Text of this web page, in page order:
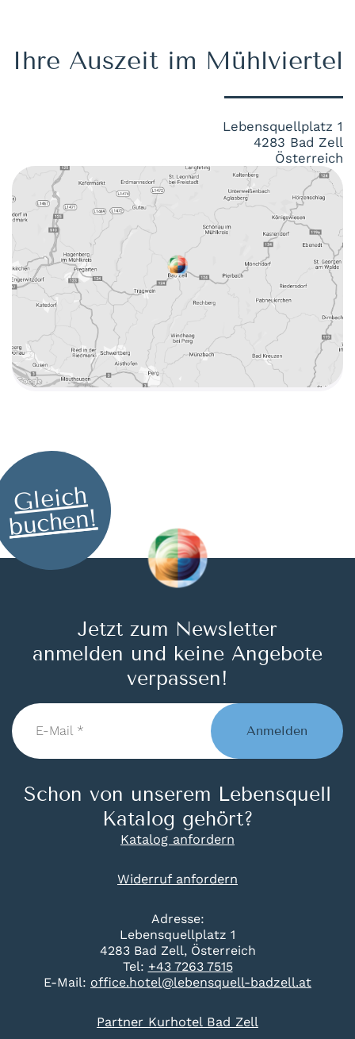
Ihre Auszeit im Mühlviertel
Lebensquellplatz 1
4283 Bad Zell
Österreich
Gleich
buchen!
Adresse:
Lebensquellplatz 1
4283 Bad Zell, Österreich
Tel: +43 7263 7515
E-Mail: office.hotel@lebensquell-badzell.at
Partner Kurhotel Bad Zell
Jetzt zum Newsletter
anmelden und keine Angebote
verpassen!
E-
Mail
*
Anmelden
Schon von unserem Lebensquell
Katalog gehört?
Katalog anfordern
Widerruf anfordern